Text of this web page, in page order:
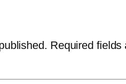
Required